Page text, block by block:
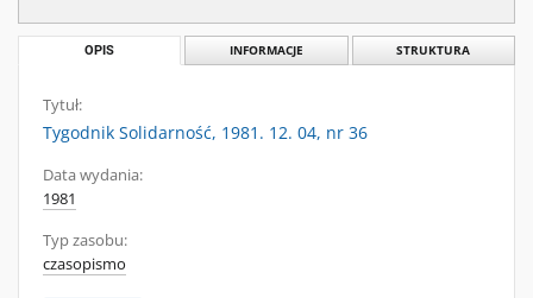
OPIS INFORMACJE STRUKTURA
Tytuł:
Tygodnik Solidarność, 1981. 12. 04, nr 36
Data wydania:
1981
Typ zasobu:
czasopismo